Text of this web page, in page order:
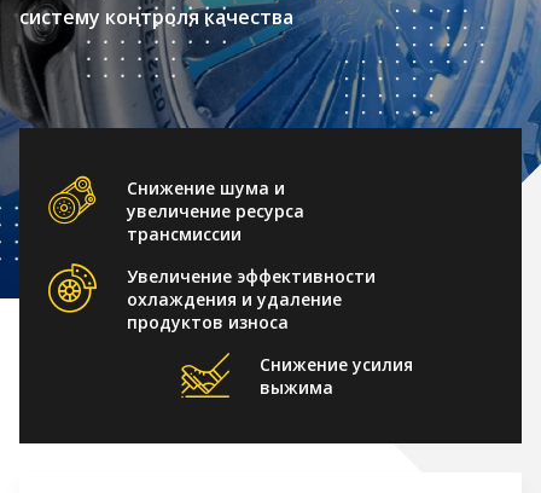
систему контроля качества
Снижение шума и
увеличение ресурса
трансмиссии
Увеличение эффективности
охлаждения и удаление
продуктов износа
Снижение усилия
выжима